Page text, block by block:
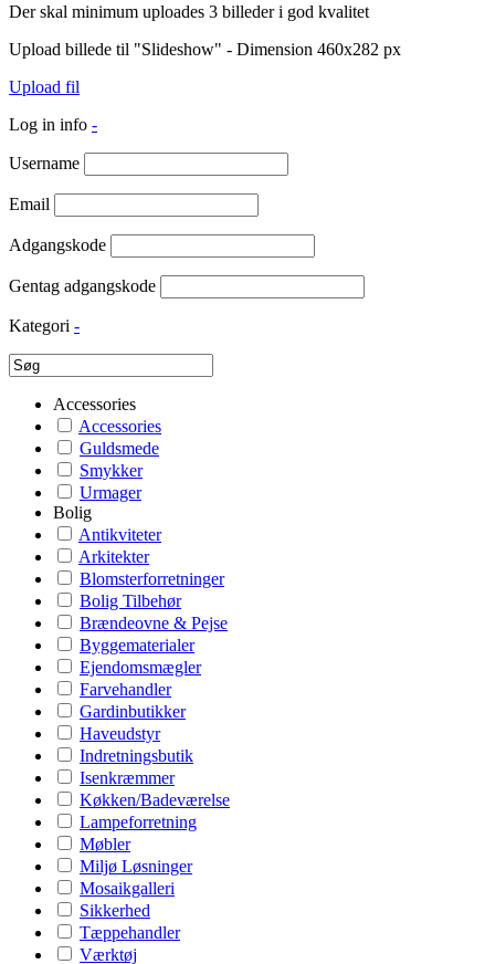
Der skal minimum uploades 3 billeder i god kvalitet
Upload billede til "Slideshow" - Dimension 460x282 px
Upload fil
Log in info -
Username
Email
Adgangskode
Gentag adgangskode
Kategori -
Accessories
Accessories
Guldsmede
Smykker
Urmager
Bolig
Antikviteter
Arkitekter
Blomsterforretninger
Bolig Tilbehør
Brændeovne & Pejse
Byggematerialer
Ejendomsmægler
Farvehandler
Gardinbutikker
Haveudstyr
Indretningsbutik
Isenkræmmer
Køkken/Badeværelse
Lampeforretning
Møbler
Miljø Løsninger
Mosaikgalleri
Sikkerhed
Tæppehandler
Værktøj